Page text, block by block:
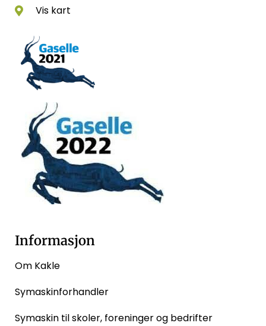
Vis kart
Informasjon
Om Kakle
Symaskinforhandler
Symaskin til skoler, foreninger og bedrifter